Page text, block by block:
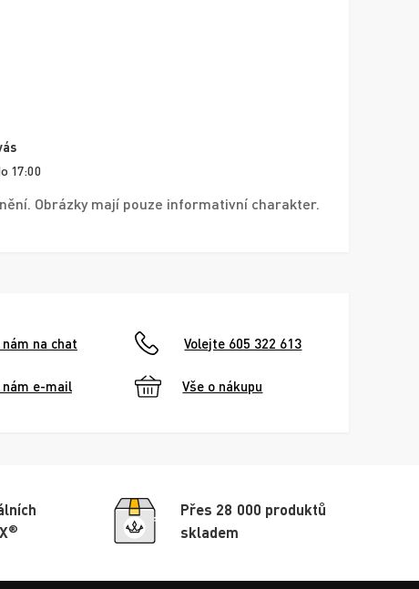
17:00
Obrázky mají pouze informativní charakter.
na chat Volejte 605 322 613
e-mail Vše o nákupu
®
Přes 28 000 produktů
skladem